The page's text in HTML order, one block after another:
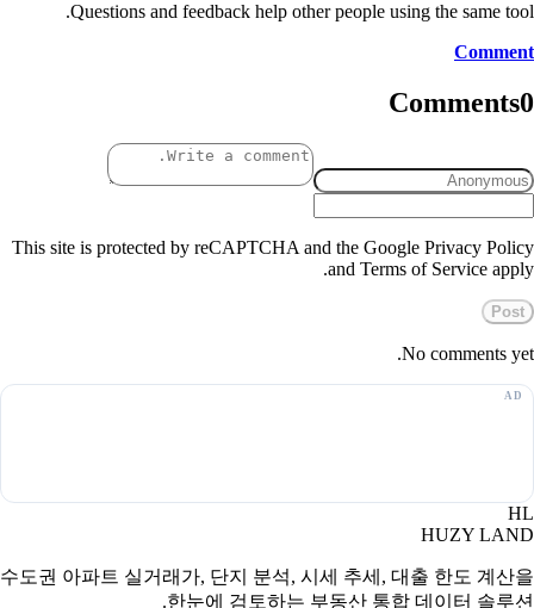
Questions and feedback help other people using the same tool.
Comment
Comments0
This site is protected by reCAPTCHA and the Google Privacy Policy
and Terms of Service apply.
Post
No comments yet.
HL
HUZY LAND
수도권 아파트 실거래가, 단지 분석, 시세 추세, 대출 한도 계산을
한눈에 검토하는 부동산 통합 데이터 솔루션.